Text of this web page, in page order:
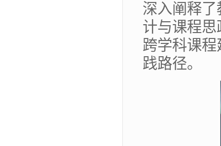
深入阐释
计与课程
跨学科课
践路径。